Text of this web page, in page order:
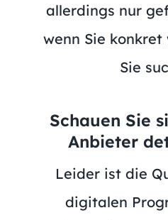
allerdings nur
wenn Sie konkret
Sie
Schauen Sie
Anbieter
Leider ist die
digitalen